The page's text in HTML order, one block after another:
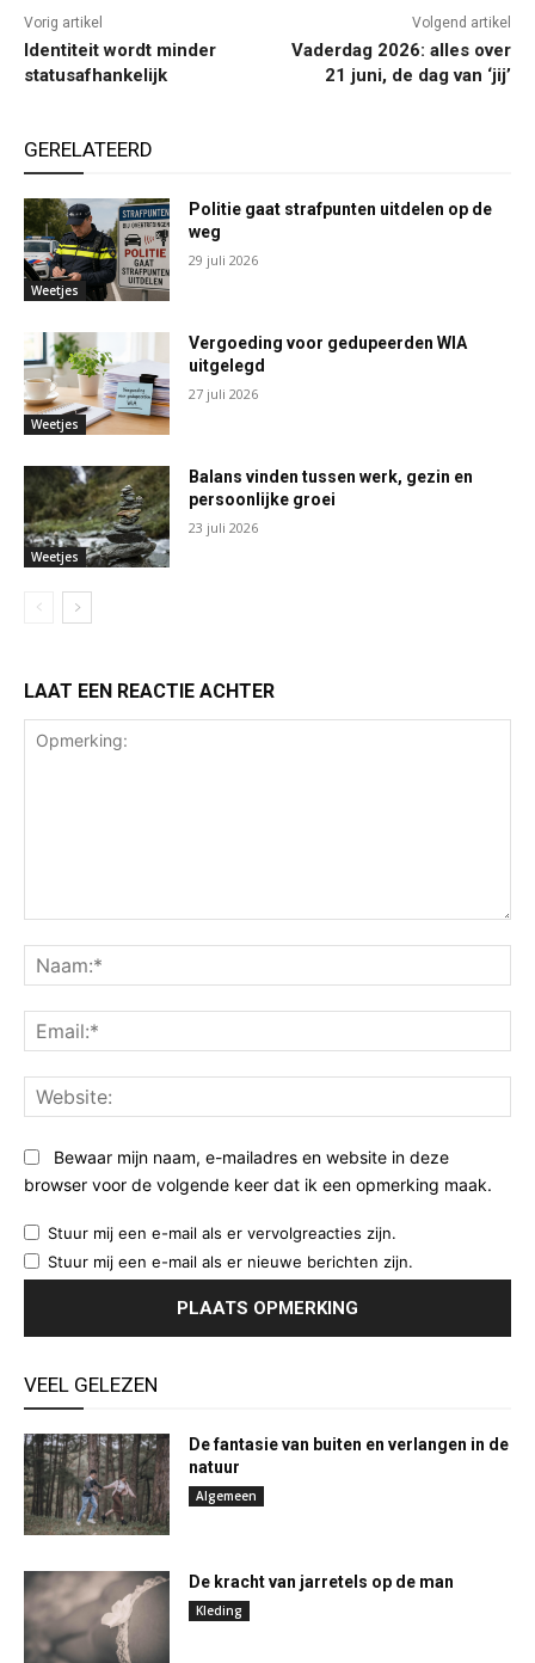
Vorig artikel
Identiteit wordt minder
statusafhankelijk
Volgend artikel
Vaderdag 2026: alles over
21 juni, de dag van ‘jij’
GERELATEERD
Weetjes
Politie gaat strafpunten uitdelen op de
weg
29 juli 2026
Weetjes
Vergoeding voor gedupeerden WIA
uitgelegd
27 juli 2026
Weetjes
Balans vinden tussen werk, gezin en
persoonlijke groei
23 juli 2026
LAAT EEN REACTIE ACHTER
Bewaar mijn naam, e-mailadres en website in deze
browser voor de volgende keer dat ik een opmerking maak.
Stuur mij een e-mail als er vervolgreacties zijn.
Stuur mij een e-mail als er nieuwe berichten zijn.
VEEL GELEZEN
De fantasie van buiten en verlangen in de
natuur
Algemeen
De kracht van jarretels op de man
Kleding